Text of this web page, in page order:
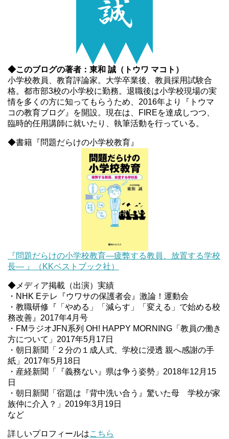
◆このブログの著者：東和 誠（トウワ マコト）
小学校教員、教育評論家。大学卒業後、教員採用試験合
格。都市部3校の小学校に勤務。退職後は小学校現場の実
情を多くの方に知ってもらうため、2016年より『トウマ
コの教育ブログ』を開設。現在は、FIREを達成しつつ、
臨時的任用講師に就いたり、執筆活動を行っている。
◆書籍『問題だらけの小学校教育』
『問題だらけの小学校教育―疲弊する教員、放置する学校
長― 』（KKベストブック社）
◆メディア掲載（出演）実績
・NHK Eテレ『ウワサの保護者会』激論！運動会
・教職研修『「やめる」「減らす」「変える」で始める校
務改善』2017年4月号
・FMラジオJFN系列 OH! HAPPY MORNING「教員の働き
方について」2017年5月17日
・朝日新聞「２分の１成人式、学校に浸透 親へ感謝の手
紙」2017年5月18日
・産経新聞「『義務ない』県は争う姿勢」2018年12月15
日
・朝日新聞「宿題は『背中洗い合う』驚いた母 学校が家
族仲に介入？」2019年3月19日
など
詳しいプロフィールはこちら